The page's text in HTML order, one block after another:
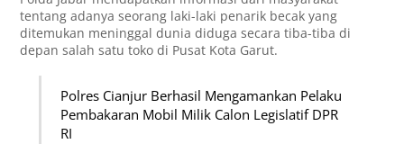
tentang adanya seorang laki-laki penarik becak yang
ditemukan meninggal dunia diduga secara tiba-tiba di
depan salah satu toko di Pusat Kota Garut.
Polres Cianjur Berhasil Mengamankan Pelaku
Pembakaran Mobil Milik Calon Legislatif DPR
RI